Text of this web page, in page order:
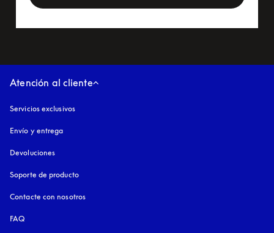
Atención al cliente
Servicios exclusivos
Envío y entrega
Devoluciones
Soporte de producto
Contacte con nosotros
FAQ